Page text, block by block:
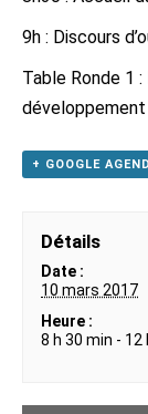
9h : Discours
Table Ronde 1
+ GOOGLE
Détails
Date :
10 mars 2017
Heure :
8 h 30 min - 12